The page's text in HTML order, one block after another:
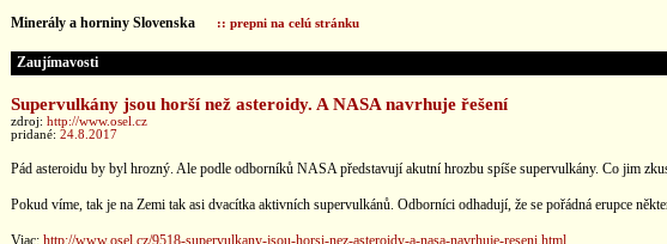
Minerály a horniny Slovenska :: prepni na celú stránku
Zaujímavosti
Supervulkány jsou horší než asteroidy. A NASA navrhuje řešení
zdroj: http://www.osel.cz
pridané: 24.8.2017
Pád asteroidu by byl hrozný. Ale podle odborníků NASA představují akutní hrozbu spíše supervulkány. Co jim
Pokud víme, tak je na Zemi tak asi dvacítka aktivních supervulkánů. Odborníci odhadují, že se pořádná erupce
Viac: http://www.osel.cz/9518-supervulkany-jsou-horsi-nez-asteroidy-a-nasa-navrhuje-reseni.html